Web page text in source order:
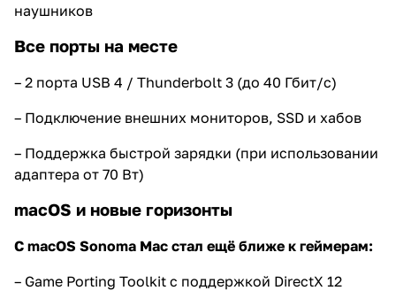
наушников
Все порты на месте
– 2 порта USB 4 / Thunderbolt 3 (до 40 Гбит/с)
– Подключение внешних мониторов, SSD и хабов
– Поддержка быстрой зарядки (при использовании
адаптера от 70 Вт)
macOS и новые горизонты
С macOS Sonoma Mac стал ещё ближе к геймерам:
– Game Porting Toolkit с поддержкой DirectX 12